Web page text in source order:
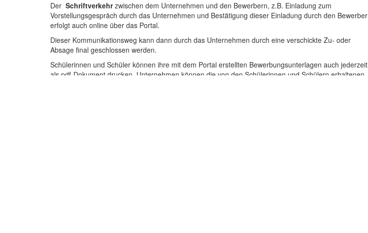
Der Schriftverkehrzwischen dem Unternehmen und den Bewerbern, z.B. Einladung zum
Vorstellungsgespräch durch das Unternehmen und Bestätigung dieser Einladung durch den Bewerber
erfolgt auch online über das Portal.
Dieser Kommunikationsweg kann dann durch das Unternehmen durch eine verschickte Zu- oder
Absage final geschlossen werden.
Schülerinnen und Schüler können ihre mit dem Portal erstellten Bewerbungsunterlagen auch jederzeit
als pdf-Dokument drucken. Unternehmen können die von den Schülerinnen und Schülern erhaltenen